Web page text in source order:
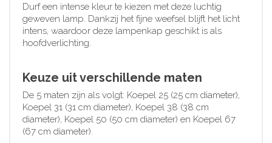
Durf een intense kleur te kiezen met deze luchtig
geweven lamp. Dankzij het fijne weefsel blijft het licht
intens, waardoor deze lampenkap geschikt is als
hoofdverlichting.
Keuze uit verschillende maten
De 5 maten zijn als volgt: Koepel 25 (25 cm diameter),
Koepel 31 (31 cm diameter), Koepel 38 (38 cm
diameter), Koepel 50 (50 cm diameter) en Koepel 67
(67 cm diameter).